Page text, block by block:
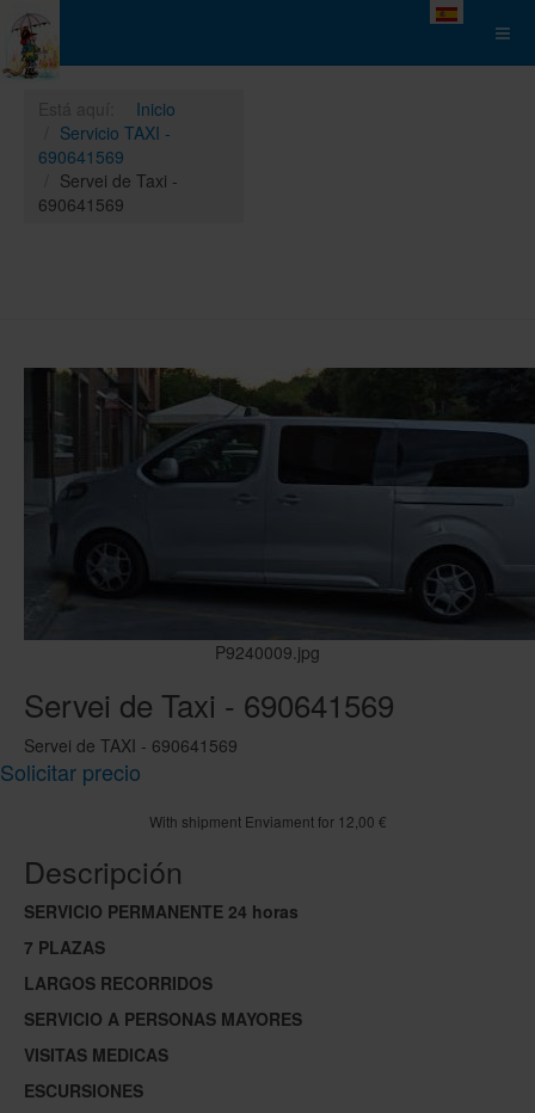
Seleccione
Inicio
Servicio TAXI -
690641569
Servei de Taxi -
690641569
P9240009.jpg
Servei de Taxi - 690641569
Servei de TAXI - 690641569
Solicitar precio
With shipment Enviament for 12,00 €
Descripción
SERVICIO PERMANENTE 24 horas
7 PLAZAS
LARGOS RECORRIDOS
SERVICIO A PERSONAS MAYORES
VISITAS MEDICAS
ESCURSIONES